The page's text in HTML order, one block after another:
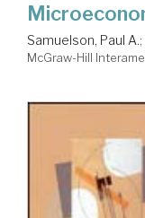
Samuelson, Paul A.;
McGraw-Hill